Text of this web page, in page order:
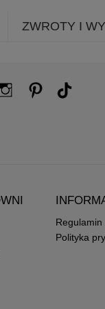
ZWROTY I
Regulamin
Polityka